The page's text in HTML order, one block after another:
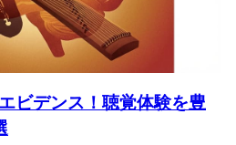
ビデンス！聴覚体験を豊